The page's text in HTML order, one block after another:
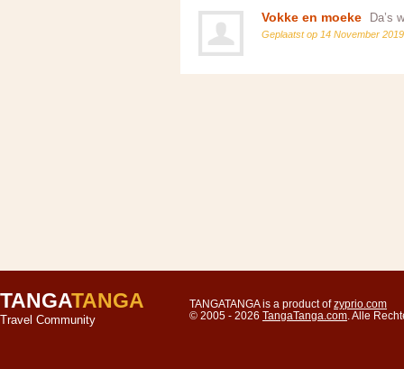
Vokke en moeke Da’s
Geplaatst op 14 November 2019
TANGATANGA
Travel Community
TANGATANGA is a product ofzyprio.com
© 2005 - 2026 TangaTanga.com . Alle